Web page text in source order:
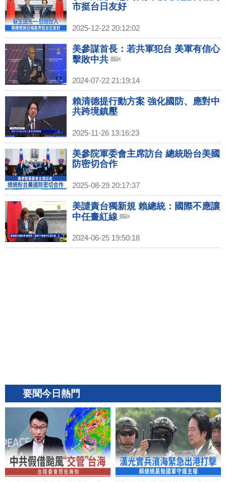
市挺台日友好
2025-12-22 20:12:02
美參謀首長：若共軍犯台 美軍有信心
擊敗中共
2024-07-22 21:19:14
賴清德提行動方案 強化國防、應對中
共跨境鎮壓
2025-11-26 13:16:23
美參院軍委會主席訪台 總統盼台美國
防密切合作
2025-08-29 20:17:37
美譴責台獨新規 賴總統：國際不應讓
中任畫紅線
2024-06-25 19:50:18
要聞今日熱門